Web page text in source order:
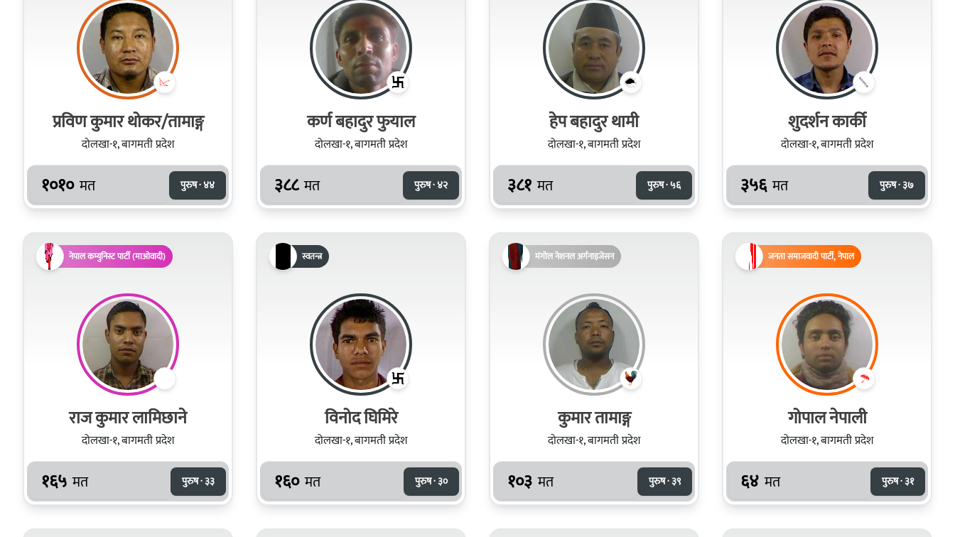
प्रविण कुमार थोकर/तामाङ्ग
दोलखा-१, बागमती प्रदेश
१०१० मत पुरुष · ४४
कर्ण बहादुर फुयाल
दोलखा-१, बागमती प्रदेश
३८८ मत पुरुष · ४२
हेप बहादुर थामी
दोलखा-१, बागमती प्रदेश
३८१ मत पुरुष · ५६
शुदर्शन कार्की
दोलखा-१, बागमती प्रदेश
३५६ मत पुरुष · ३७
नेपाल कम्युनिस्ट पार्टी (माओवादी)
राज कुमार लामिछाने
दोलखा-१, बागमती प्रदेश
१६५ मत पुरुष · ३३
स्वतन्त्र
विनोद घिमिरे
दोलखा-१, बागमती प्रदेश
१६० मत पुरुष · ३०
मंगोल नेशनल अर्गनाइजेसन
कुमार तामाङ्ग
दोलखा-१, बागमती प्रदेश
१०३ मत पुरुष · ३९
जनता समाजवादी पार्टी, नेपाल
गोपाल नेपाली
दोलखा-१, बागमती प्रदेश
६४ मत पुरुष · ३१